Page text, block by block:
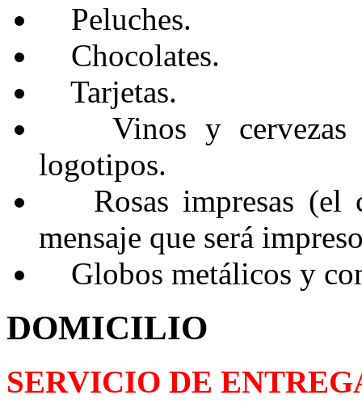
Chocolates.
Tarjetas.
Vinos y cervezas
logotipos.
Rosas impresas (el
mensaje que será
Globos metálicos y
DOMICILIO
SERVICIO DE